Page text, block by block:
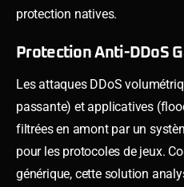
protection natives.
Protection Anti-DDoS
Les attaques DDoS
passante) et applicatives
filtrées en amont par un
pour les protocoles de jeux.
générique, cette solution